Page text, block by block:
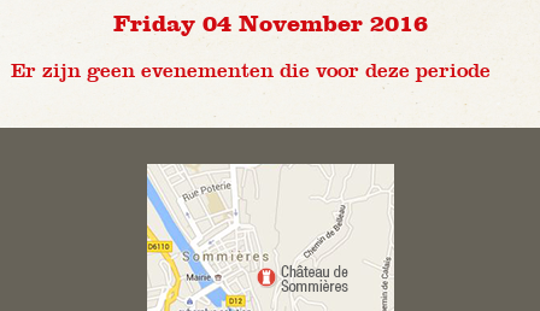
Friday 04 November 2016
Er zijn geen evenementen die voor deze periode